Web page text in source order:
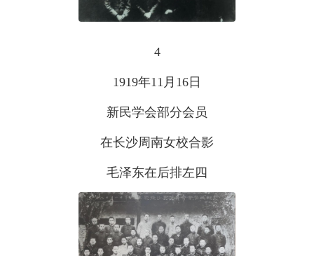
4
1919年11月16日
新民学会部分会员
在长沙周南女校合影
毛泽东在后排左四